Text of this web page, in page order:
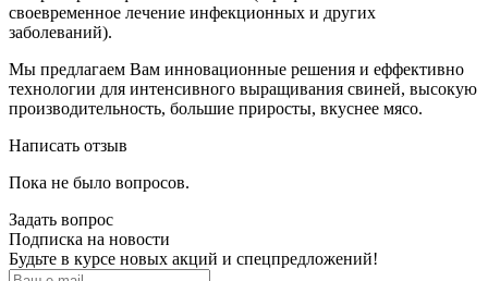
своевременное лечение инфекционных и других
заболеваний).
Мы предлагаем Вам инновационные решения и еффективно
технологии для интенсивного выращивания свиней, высокую
производительность, большие приросты, вкуснее мясо.
Написать отзыв
Пока не было вопросов.
Задать вопрос
Подписка на новости
Будьте в курсе новых акций и спецпредложений!